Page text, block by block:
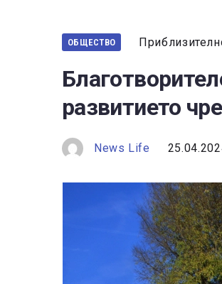
ОБЩЕСТВО
развитието
News Life